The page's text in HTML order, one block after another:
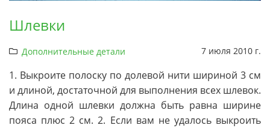
Шлевки
Дополнительные детали 7 июля 2010 г.
1. Выкроите полоску по долевой нити шириной 3 см
и длиной, достаточной для выполнения всех шлевок.
Длина одной шлевки должна быть равна ширине
пояса плюс 2 см. 2. Если вам не удалось выкроить